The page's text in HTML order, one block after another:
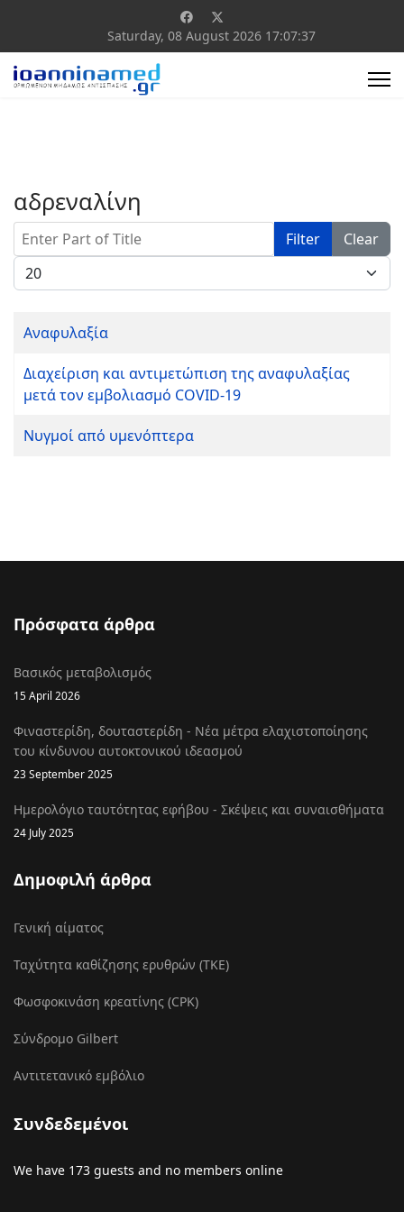
Saturday, 08 August 2026 17:07:37
αδρεναλίνη
Enter Part of Title Filter
Clear
Display #
Αναφυλαξία
Διαχείριση και αντιμετώπιση της αναφυλαξίας
μετά τον εμβολιασμό COVID-19
Νυγμοί από υμενόπτερα
Πρόσφατα άρθρα
Βασικός μεταβολισμός
15 April 2026
Φιναστερίδη, δουταστερίδη - Νέα μέτρα ελαχιστοποίησης
του κίνδυνου αυτοκτονικού ιδεασμού
23 September 2025
Ημερολόγιο ταυτότητας εφήβου - Σκέψεις και συναισθήματα
24 July 2025
Δημοφιλή άρθρα
Γενική αίματος
Ταχύτητα καθίζησης ερυθρών (ΤΚΕ)
Φωσφοκινάση κρεατίνης (CPK)
Σύνδρομο Gilbert
Αντιτετανικό εμβόλιο
Συνδεδεμένοι
We have 173 guests and no members online